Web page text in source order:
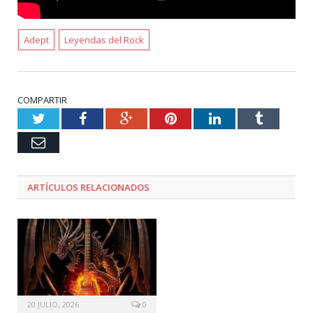
Adept Leyendas del Rock
COMPARTIR
TwitterFacebookGoogle+PinterestLinkedInTumblr
Email
ARTÍCULOS RELACIONADOS
20 JULIO, 2026 0